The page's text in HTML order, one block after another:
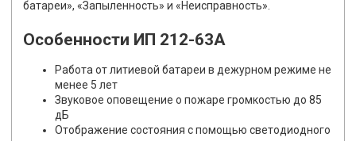
батареи», «Запыленность» и «Неисправность».
Особенности ИП 212-63А
Работа от литиевой батареи в дежурном режиме не
менее 5 лет
Звуковое оповещение о пожаре громкостью до 85
дБ
Отображение состояния с помощью светодиодного